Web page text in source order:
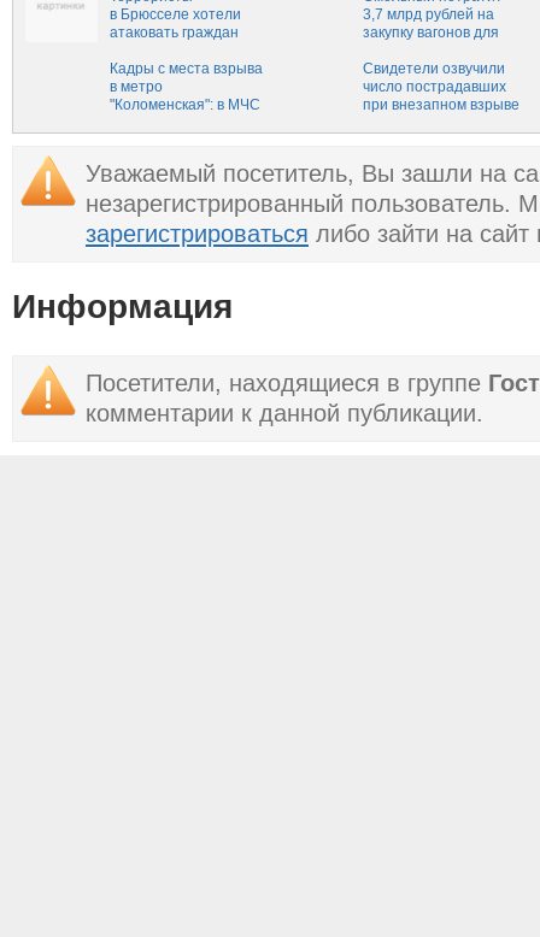
в Брюсселе хотели
атаковать граждан
США и Израиля
3,7 млрд рублей на
закупку вагонов для
Кадры с места взрыва
в метро
"Коломенская": в МЧС
Свидетели озвучили
число пострадавших
при внезапном взрыве
Уважаемый посетитель, Вы зашли на
незарегистрированный
зарегистрироваться либо зайти на
Информация
Посетители, находящиеся в группе
комментарии к данной публикации.